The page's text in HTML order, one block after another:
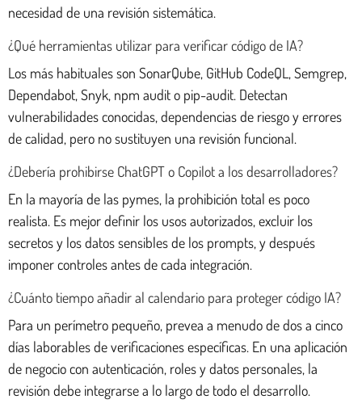
necesidad de una revisión sistemática.
¿Qué herramientas utilizar para verificar código de IA?
Los más habituales son SonarQube, GitHub CodeQL, Semgrep,
Dependabot, Snyk, npm audit o pip-audit. Detectan
vulnerabilidades conocidas, dependencias de riesgo y errores
de calidad, pero no sustituyen una revisión funcional.
¿Debería prohibirse ChatGPT o Copilot a los desarrolladores?
En la mayoría de las pymes, la prohibición total es poco
realista. Es mejor definir los usos autorizados, excluir los
secretos y los datos sensibles de los prompts, y después
imponer controles antes de cada integración.
¿Cuánto tiempo añadir al calendario para proteger código IA?
Para un perímetro pequeño, prevea a menudo de dos a cinco
días laborables de verificaciones específicas. En una aplicación
de negocio con autenticación, roles y datos personales, la
revisión debe integrarse a lo largo de todo el desarrollo.